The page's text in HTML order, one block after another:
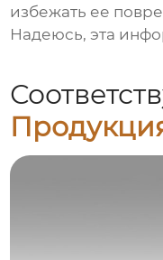
избежать ее
Надеюсь, эта